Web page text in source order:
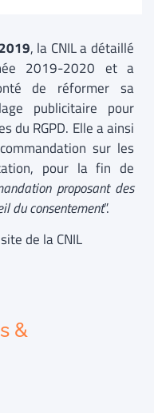
, la CNIL a détaillé
2019-2020 et a
de réformer sa
publicitaire pour
du RGPD. Elle a ainsi
sur les
pour la fin de
proposant des
du consentement”.
de la CNIL
&